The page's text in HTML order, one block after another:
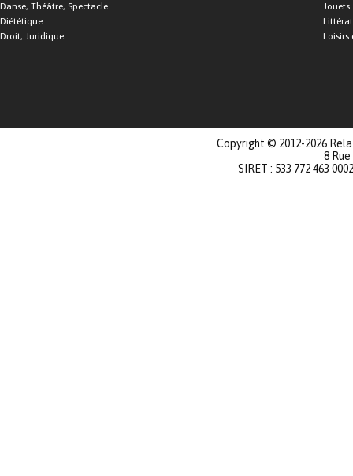
Danse, Théâtre, Spectacle
Diététique
Droit, Juridique
Jouets
Loisirs
Copyright © 2012-2026
8
SIRET : 533 772 463